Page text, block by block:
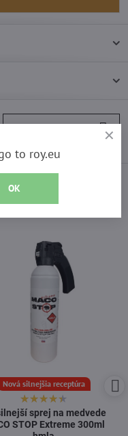
Nasledujúci produkt
Nová silnejšia receptúra
sprej na medvede
STOP Extreme 300ml
to roy.eu
OK